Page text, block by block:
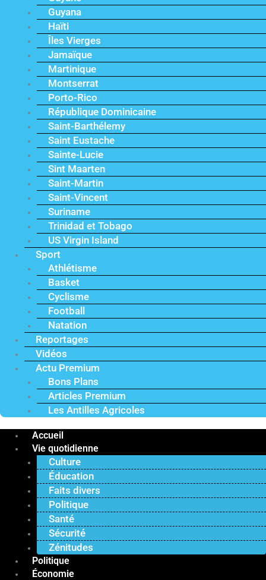
Guyana
Haïti
Îles Vierges
Jamaïque
Martinique
Montserrat
Porto-Rico
République Dominicaine
Saint-Barthélemy
Saint Eustache
Sainte-Lucie
Sint Maarten
Saint-Martin
Saint-Vincent
Suriname
Trinidad et Tobago
US Virgin Island
Sport
Athlétisme
Basket
Cyclisme
Football
Natation
Reportages
Vidéos
Actu Premium
Bons Plans
Articles Premium
Les Antilles Agricoles
Accueil
Vie quotidienne
Culture
Éducation
Faits divers
Politique
Santé
Sécurité
Zénitudes
Politique
Économie